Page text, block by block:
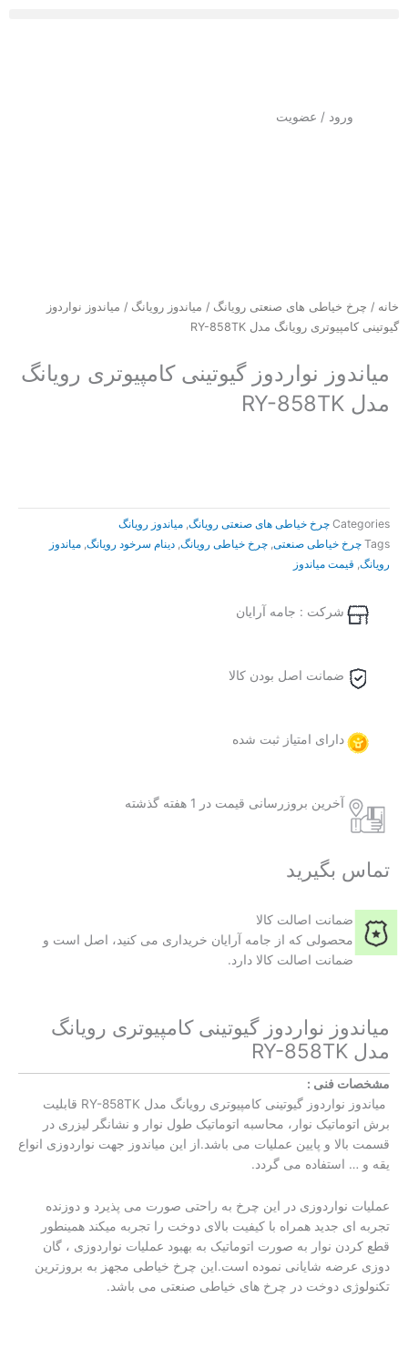
ورود / عضویت
خانه / چرخ خیاطی های صنعتی رویانگ / میاندوز رویانگ / میاندوز نواردوز
گیوتینی کامپیوتری رویانگ مدل RY-858TK
میاندوز نواردوز گیوتینی کامپیوتری رویانگ
مدل RY-858TK
Categories چرخ خیاطی های صنعتی رویانگ میاندوز رویانگ
Tags چرخ خیاطی صنعتی چرخ خیاطی رویانگ دینام سرخود رویانگ میاندوز
رویانگ قیمت میاندوز
شرکت : جامه آرایان
ضمانت اصل بودن کالا
دارای امتیاز ثبت شده
آخرین بروزرسانی قیمت در 1 هفته گذشته
تماس بگیرید
ضمانت اصالت کالا
محصولی که از جامه آرایان خریداری می کنید، اصل است و
ضمانت اصالت کالا دارد.
میاندوز نواردوز گیوتینی کامپیوتری رویانگ
مدل RY-858TK
مشخصات فنی :
میاندوز نواردوز گیوتینی کامپیوتری رویانگ مدل RY-858TK قابلیت
برش اتوماتیک نوار، محاسبه اتوماتیک طول نوار و نشانگر لیزری در
قسمت بالا و پایین عملیات می باشد.از این میاندوز جهت نواردوزی انواع
یقه و … استفاده می گردد.
عملیات نواردوزی در این چرخ به راحتی صورت می پذیرد و دوزنده
تجربه ای جدید همراه با کیفیت بالای دوخت را تجربه میکند همینطور
قطع کردن نوار به صورت اتوماتیک به بهبود عملیات نواردوزی ، گان
دوزی عرضه شایانی نموده است.این چرخ خیاطی مجهز به بروزترین
تکنولوژی دوخت در چرخ های خیاطی صنعتی می باشد.